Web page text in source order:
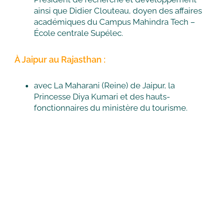
ainsi que Didier Clouteau, doyen des affaires
académiques du Campus Mahindra Tech –
École centrale Supélec.
À Jaipur au Rajasthan :
avec La Maharani (Reine) de Jaipur, la
Princesse Diya Kumari et des hauts-
fonctionnaires du ministère du tourisme.